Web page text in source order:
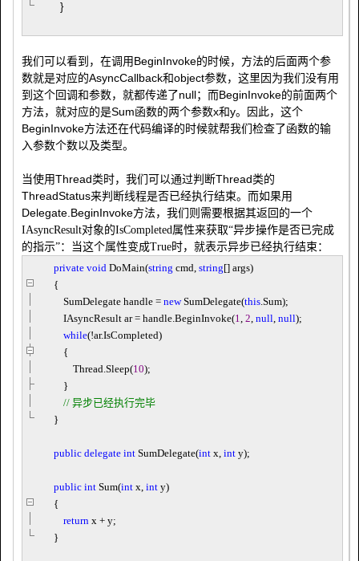
}
我们可以看到，在调用BeginInvoke的时候，方法的后面两个参
数就是对应的AsyncCallback和object参数，这里因为我们没有用
到这个回调和参数，就都传递了null；而BeginInvoke的前面两个
方法，就对应的是Sum函数的两个参数x和y。因此，这个
BeginInvoke方法还在代码编译的时候就帮我们检查了函数的输
入参数个数以及类型。
当使用Thread类时，我们可以通过判断Thread类的
ThreadStatus来判断线程是否已经执行结束。而如果用
Delegate.BeginInvoke方法，我们则需要根据其返回的一个
IAsyncResult对象的IsCompleted属性来获取“异步操作是否已完成
的指示”：当这个属性变成True时，就表示异步已经执行结束：
private void DoMain(string cmd, string[] args)
{
SumDelegate handle = newSumDelegate(this.Sum);
IAsyncResult ar= handle.BeginInvoke(1, 2, null, null);
while(!ar.IsCompleted)
{
Thread.Sleep(10);
}
// 异步已经执行完毕
}
public delegate int SumDelegate(int x, int y);
public int Sum(int x, int y)
{
return x + y;
}